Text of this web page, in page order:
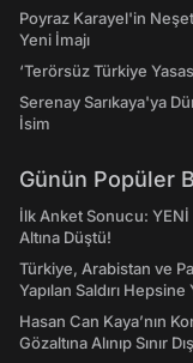
Poyraz Karayel'in
Yeni İmajı
‘Terörsüz Türkiye
Serenay Sarıkaya'ya
İsim
Günün Popüler
İlk Anket Sonucu: YENİ
Altına Düştü!
Türkiye, Arabistan ve
Yapılan Saldırı Hepsine
Hasan Can Kaya’nın
Gözaltına Alınıp Sınır